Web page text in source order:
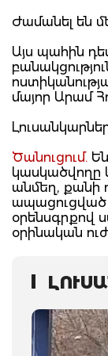
Ժամանել են
Այս պահին
մայոր Արամ
Ծանուցում.
կասկածվողը
անմեղ, քանի
ապացուցված
օրենսգրքով
օրինական